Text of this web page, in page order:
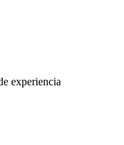
experiencia